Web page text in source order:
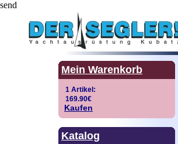
send
Mein Warenkorb
Kaufen
Katalog